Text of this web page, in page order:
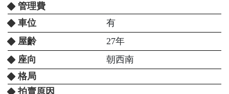
管理費
車位
有
屋齡
27年
座向
朝西南
格局
拍賣原因